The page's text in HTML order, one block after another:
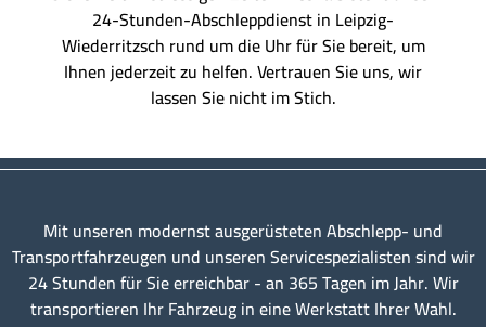
24-Stunden-Abschleppdienst in Leipzig-
Wiederritzsch rund um die Uhr für Sie bereit, um
Ihnen jederzeit zu helfen. Vertrauen Sie uns, wir
lassen Sie nicht im Stich.
Mit unseren modernst ausgerüsteten Abschlepp- und
Transportfahrzeugen und unseren Servicespezialisten sind wir
24 Stunden für Sie erreichbar - an 365 Tagen im Jahr. Wir
transportieren Ihr Fahrzeug in eine Werkstatt Ihrer Wahl.